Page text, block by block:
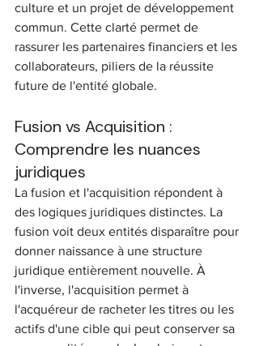
culture et un projet de développement
commun. Cette clarté permet de
rassurer les partenaires financiers et les
collaborateurs, piliers de la réussite
future de l'entité globale.
Fusion vs Acquisition :
Comprendre les nuances
juridiques
La fusion et l'acquisition répondent à
des logiques juridiques distinctes. La
fusion voit deux entités disparaître pour
donner naissance à une structure
juridique entièrement nouvelle. À
l'inverse, l'acquisition permet à
l'acquéreur de racheter les titres ou les
actifs d'une cible qui peut conserver sa